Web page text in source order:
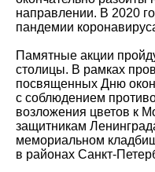
направлении. В 2020
пандемии
Памятные акции
столицы. В рамках
посвященных Дню
с соблюдением
возложения цветов к
защитникам
мемориальном
в районах Санкт-